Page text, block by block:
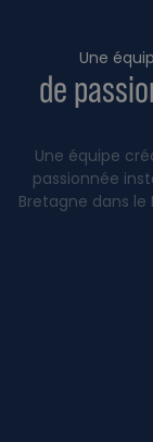
Une
de
Une équipe
passionnée
Bretagne dans le